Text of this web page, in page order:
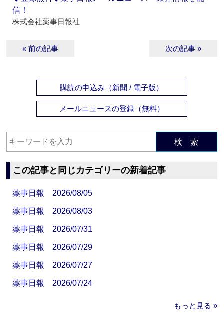
信！
株式会社薬事日報社
« 前の記事 次の記事 »
購読の申込み（新聞 / 電子版）
メールニュースの登録（無料）
検 索
この記事と同じカテゴリーの新着記事
薬事日報 2026/08/05
薬事日報 2026/08/03
薬事日報 2026/07/31
薬事日報 2026/07/29
薬事日報 2026/07/27
薬事日報 2026/07/24
もっと見る »